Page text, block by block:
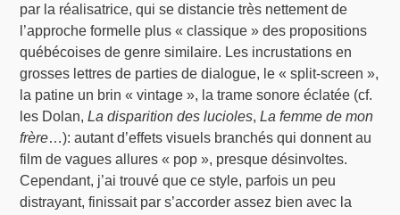
par la réalisatrice, qui se distancie très nettement de
l’approche formelle plus « classique » des propositions
québécoises de genre similaire. Les incrustations en
grosses lettres de parties de dialogue, le « split-screen »,
la patine un brin « vintage », la trame sonore éclatée (cf.
les Dolan,La disparition des lucioles,La femme de mon
frère…): autant d’effets visuels branchés qui donnent au
film de vagues allures « pop », presque désinvoltes.
Cependant, j’ai trouvé que ce style, parfois un peu
distrayant, finissait par s’accorder assez bien avec la